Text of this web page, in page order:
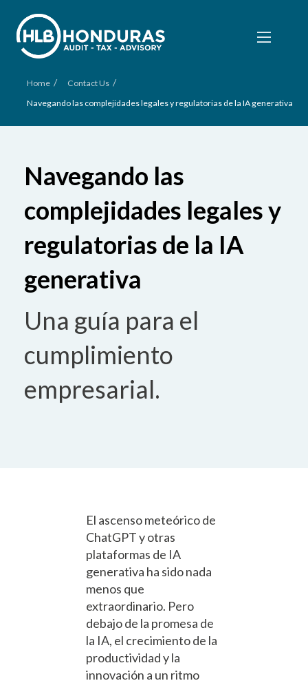
Home / Contact Us /
Navegando las complejidades legales y regulatorias de la IA generativa
Navegando las
complejidades legales y
regulatorias de la IA
generativa
Una guía para el
cumplimiento
empresarial.
El ascenso meteórico de
ChatGPT y otras
plataformas de IA
generativa ha sido nada
menos que
extraordinario. Pero
debajo de la promesa de
la IA, el crecimiento de la
productividad y la
innovación a un ritmo